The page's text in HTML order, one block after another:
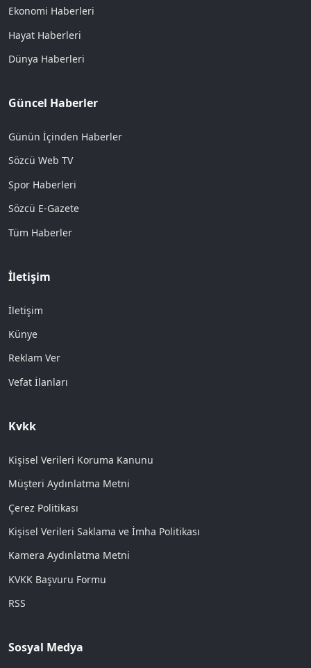
Ekonomi Haberleri
Hayat Haberleri
Dünya Haberleri
Güncel Haberler
Günün İçinden Haberler
Sözcü Web TV
Spor Haberleri
Sözcü E-Gazete
Tüm Haberler
İletişim
İletişim
Künye
Reklam Ver
Vefat İlanları
Kvkk
Kişisel Verileri Koruma Kanunu
Müşteri Aydınlatma Metni
Çerez Politikası
Kişisel Verileri Saklama ve İmha Politikası
Kamera Aydınlatma Metni
KVKK Başvuru Formu
RSS
Sosyal Medya